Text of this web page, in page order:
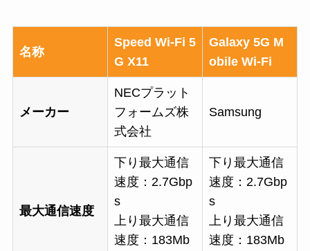
名称
Speed Wi-Fi 5
G X11
Galaxy 5G M
obile Wi-Fi
メーカー
NECプラット
フォームズ株
式会社
Samsung
最大通信速度
下り最大通信
速度：2.7Gbp
s
上り最大通信
速度：183Mb
下り最大通信
速度：2.7Gbp
s
上り最大通信
速度：183Mb